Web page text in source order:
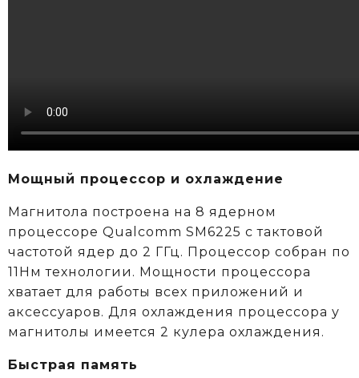
Мощный процессор и охлаждение
Магнитола построена на 8 ядерном
процессоре Qualcomm SM6225 c тактовой
частотой ядер до 2 ГГц. Процессор собран по
11Нм технологии. Мощности процессора
хватает для работы всех приложений и
аксессуаров. Для охлаждения процессора у
магнитолы имеется 2 кулера охлаждения.
Быстрая память